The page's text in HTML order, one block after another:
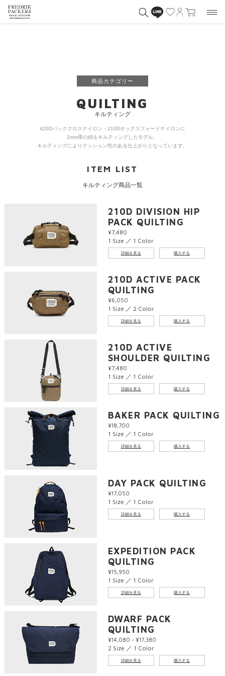
商品カテゴリー
QUILTING
キルティング
420Dパッククロスナイロン・210Dオックスフォードナイロンに
2mm厚の綿をキルティングしたモデル。
キルティングによりクッション性のある仕上がりとなっています。
ITEM LIST
キルティング商品一覧
210D DIVISION HIP
PACK QUILTING
¥7,480
1 Size ／ 1 Color
詳細を見る 購入する
210D ACTIVE PACK
QUILTING
¥6,050
1 Size ／ 2 Color
詳細を見る 購入する
210D ACTIVE
SHOULDER QUILTING
¥7,480
1 Size ／ 1 Color
詳細を見る 購入する
BAKER PACK QUILTING
¥18,700
1 Size ／ 1 Color
詳細を見る 購入する
DAY PACK QUILTING
¥17,050
1 Size ／ 1 Color
詳細を見る 購入する
EXPEDITION PACK
QUILTING
¥15,950
1 Size ／ 1 Color
詳細を見る 購入する
DWARF PACK
QUILTING
¥14,080 - ¥17,380
2 Size ／ 1 Color
詳細を見る 購入する